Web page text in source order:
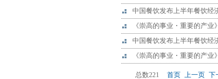
中国餐饮发布上半年餐饮经
《崇高的事业・重要的产
中国餐饮发布上半年餐饮经
《崇高的事业・重要的产
总数221首页 上一页 下